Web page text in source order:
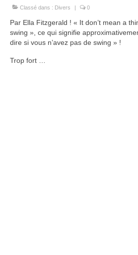
Classé dans : Divers | 0
Par Ella Fitzgerald ! « It don’t mean a
swing », ce qui signifie
dire si vous n’avez pas de swing » !
Trop fort …